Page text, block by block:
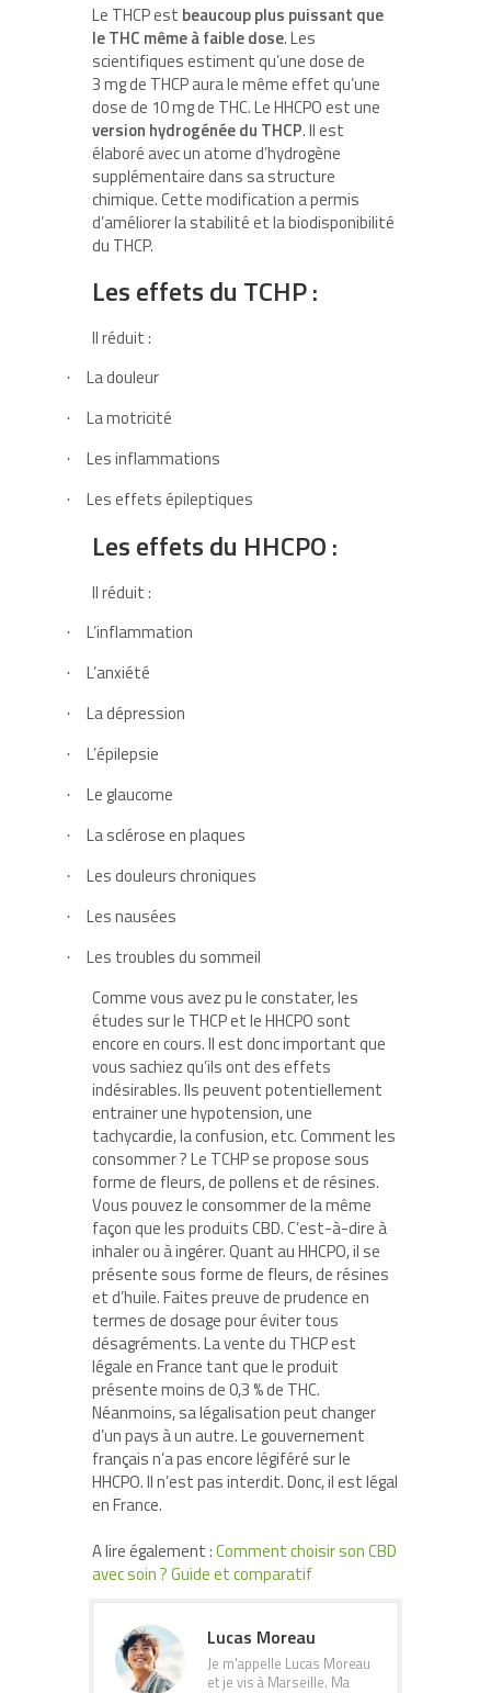
Le THCP est beaucoup plus puissant que
le THC même à faible dose. Les
scientifiques estiment qu’une dose de
3 mg de THCP aura le même effet qu’une
dose de 10 mg de THC. Le HHCPO est une
version hydrogénée du THCP. Il est
élaboré avec un atome d’hydrogène
supplémentaire dans sa structure
chimique. Cette modification a permis
d’améliorer la stabilité et la biodisponibilité
du THCP.
Les effets du TCHP :
Il réduit :
· La douleur
· La motricité
· Les inflammations
· Les effets épileptiques
Les effets du HHCPO :
Il réduit :
· L’inflammation
· L’anxiété
· La dépression
· L’épilepsie
· Le glaucome
· La sclérose en plaques
· Les douleurs chroniques
· Les nausées
·
Les troubles du sommeil
Comme vous avez pu le constater, les
études sur le THCP et le HHCPO sont
encore en cours. Il est donc important que
vous sachiez qu’ils ont des effets
indésirables. Ils peuvent potentiellement
entrainer une hypotension, une
tachycardie, la confusion, etc. Comment les
consommer ? Le TCHP se propose sous
forme de fleurs, de pollens et de résines.
Vous pouvez le consommer de la même
façon que les produits CBD. C’est-à-dire à
inhaler ou à ingérer. Quant au HHCPO, il se
présente sous forme de fleurs, de résines
et d’huile. Faites preuve de prudence en
termes de dosage pour éviter tous
désagréments. La vente du THCP est
légale en France tant que le produit
présente moins de 0,3 % de THC.
Néanmoins, sa légalisation peut changer
d’un pays à un autre. Le gouvernement
français n’a pas encore légiféré sur le
HHCPO. Il n’est pas interdit. Donc, il est légal
en France.
A lire également :Comment choisir son CBD
avec soin ? Guide et comparatif
Lucas Moreau
Je m'appelle Lucas Moreau
et je vis à Marseille. Ma